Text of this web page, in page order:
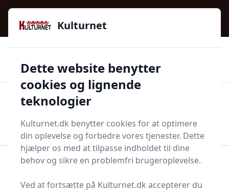
Kulturnet - Alt Det Gode I Livet | Din Kulturguide Siden
2016
97 kategorier 👍Kun godkendte butikker
Start søgning
Husholdning Mad og drikke
Kulturnet
Dette website benytter
cookies og lignende
teknologier
Kulturnet.dk benytter cookies for at optimere
din oplevelse og forbedre vores tjenester. Dette
hjælper os med at tilpasse indholdet til dine
behov og sikre en problemfri brugeroplevelse.
Ved at fortsætte på Kulturnet.dk accepterer du